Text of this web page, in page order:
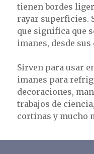
tienen bordes
rayar superficies.
que significa que
imanes, desde sus
Sirven para usar
imanes para
decoraciones,
trabajos de
cortinas y mucho